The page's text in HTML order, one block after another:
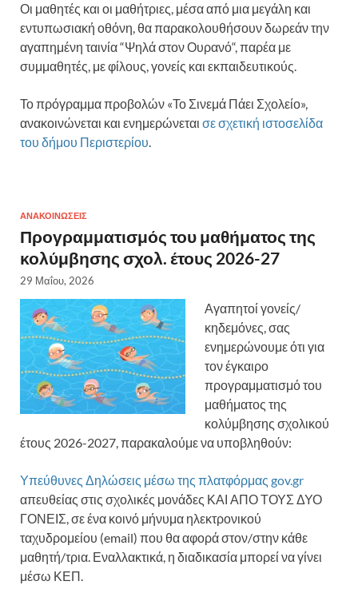
Οι μαθητές και οι μαθήτριες, μέσα από μια μεγάλη και
εντυπωσιακή οθόνη, θα παρακολουθήσουν δωρεάν την
αγαπημένη ταινία “Ψηλά στον Ουρανό“, παρέα με
συμμαθητές, με φίλους, γονείς και εκπαιδευτικούς.
Το πρόγραμμα προβολών «Το Σινεμά Πάει Σχολείο»,
ανακοινώνεται και ενημερώνεται σε σχετική ιστοσελίδα
του δήμου Περιστερίου.
ΑΝΑΚΟΙΝΏΣΕΙΣ
Προγραμματισμός του μαθήματος της
κολύμβησης σχολ. έτους 2026-27
29 Μαΐου, 2026
Αγαπητοί γονείς/
κηδεμόνες, σας
ενημερώνουμε ότι για
τον έγκαιρο
προγραμματισμό του
μαθήματος της
κολύμβησης σχολικού
έτους 2026-2027, παρακαλούμε να υποβληθούν:
Υπεύθυνες Δηλώσεις μέσω της πλατφόρμας gov.gr
απευθείας στις σχολικές μονάδες ΚΑΙ ΑΠΟ ΤΟΥΣ ΔΥΟ
ΓΟΝΕΙΣ, σε ένα κοινό μήνυμα ηλεκτρονικού
ταχυδρομείου (email) που θα αφορά στον/στην κάθε
μαθητή/τρια. Εναλλακτικά, η διαδικασία μπορεί να γίνει
μέσω ΚΕΠ.